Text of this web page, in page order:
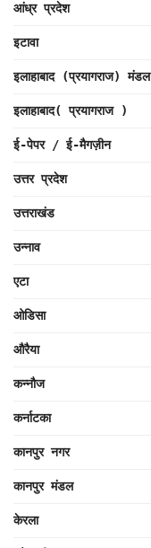
आंध्र प्रदेश
इटावा
इलाहाबाद (प्रयागराज) मंडल
इलाहाबाद( प्रयागराज )
ई-पेपर / ई-मैगज़ीन
उत्तर प्रदेश
उत्तराखंड
उन्नाव
एटा
ओडिसा
औरैया
कन्नौज
कर्नाटका
कानपुर नगर
कानपुर मंडल
केरला